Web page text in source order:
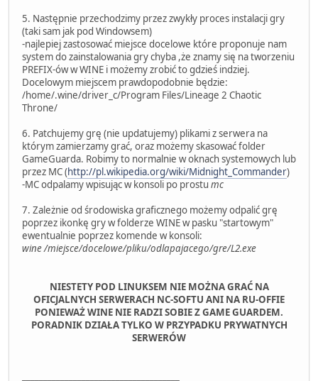
5. Następnie przechodzimy przez zwykły proces instalacji gry
(taki sam jak pod Windowsem)
-najlepiej zastosować miejsce docelowe które proponuje nam
system do zainstalowania gry chyba ,że znamy się na tworzeniu
PREFIX-ów w WINE i możemy zrobić to gdzieś indziej.
Docelowym miejscem prawdopodobnie będzie:
/home/.wine/driver_c/Program Files/Lineage 2 Chaotic
Throne/
6. Patchujemy grę (nie updatujemy) plikami z serwera na
którym zamierzamy grać, oraz możemy skasować folder
GameGuarda. Robimy to normalnie w oknach systemowych lub
przez MC (http://pl.wikipedia.org/wiki/Midnight_Commander)
-MC odpalamy wpisując w konsoli po prostu mc
7. Zależnie od środowiska graficznego możemy odpalić grę
poprzez ikonkę gry w folderze WINE w pasku "startowym"
ewentualnie poprzez komende w konsoli:
wine /miejsce/docelowe/pliku/odlapajacego/gre/L2.exe
NIESTETY POD LINUKSEM NIE MOŻNA GRAĆ NA
OFICJALNYCH SERWERACH NC-SOFTU ANI NA RU-OFFIE
PONIEWAŻ WINE NIE RADZI SOBIE Z GAME GUARDEM.
PORADNIK DZIAŁA TYLKO W PRZYPADKU PRYWATNYCH
SERWERÓW